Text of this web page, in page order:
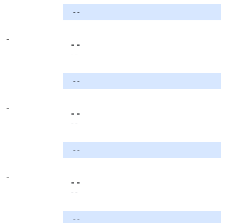
- -
-
- -
- -
- -
-
- -
- -
- -
-
- -
- -
- -